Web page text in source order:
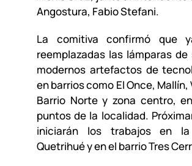
Angostura, Fabio Stefani.
La comitiva confirmó que
reemplazadas las lámparas de
modernos artefactos de
en barrios como El Once, Mallín,
Barrio Norte y zona centro,
puntos de la localidad.
iniciarán los trabajos en la
Quetrihué y en el barrio Tres